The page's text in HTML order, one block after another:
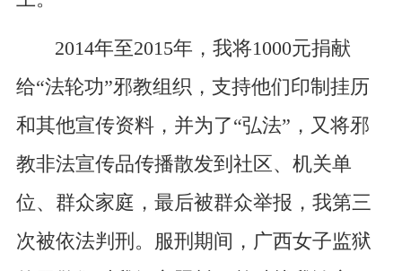
2014年至2015年，我将1000元捐献
给“法轮功”邪教组织，支持他们印制挂历
和其他宣传资料，并为了“弘法”，又将邪
教非法宣传品传播散发到社区、机关单
位、群众家庭，最后被群众举报，我第三
次被依法判刑。服刑期间，广西女子监狱